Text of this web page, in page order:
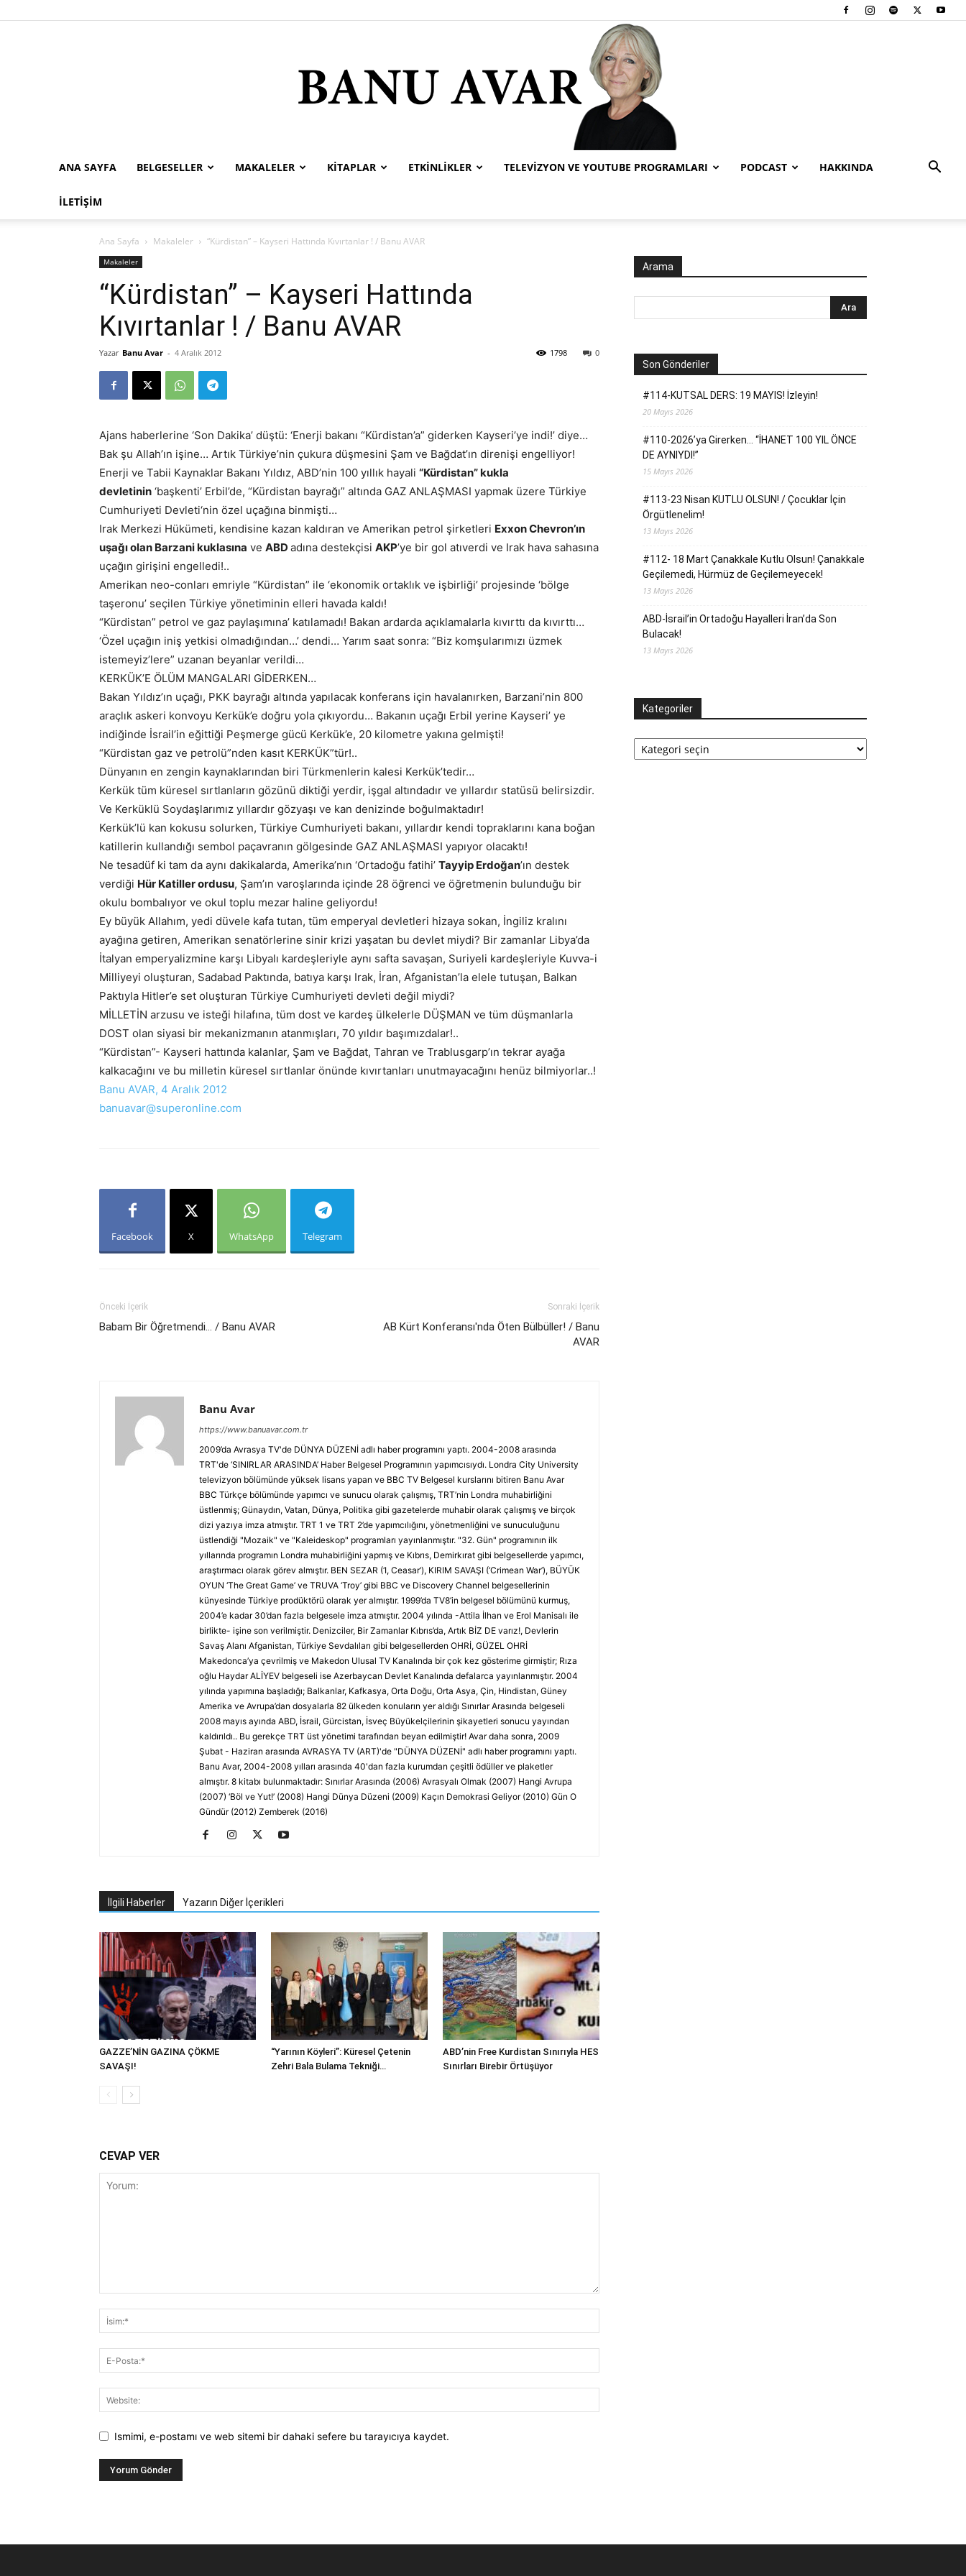
ANA SAYFA BELGESELLER MAKALELER KITAPLAR ETKINLIKLER TELEVIZYON VE YOUTUBE PROGRAMLARI PODCAST HAKKINDA
İLETIŞIM
Ana Sayfa Makaleler “Kürdistan” – Kayseri Hattında Kıvırtanlar ! / Banu AVAR
Makaleler
“Kürdistan” – Kayseri Hattında
Kıvırtanlar ! / Banu AVAR
Yazar Banu Avar - 4 Aralık 2012 0
1798
Ajans haberlerine ‘Son Dakika’ düştü: ‘Enerji bakanı “Kürdistan’a” giderken Kayseri’ye indi!’ diye…
Bak şu Allah’ın işine… Artık Türkiye’nin çukura düşmesini Şam ve Bağdat’ın direnişi engelliyor!
Enerji ve Tabii Kaynaklar Bakanı Yıldız, ABD’nin 100 yıllık hayali “Kürdistan” kukla
devletinin ‘başkenti’ Erbil’de, “Kürdistan bayrağı” altında GAZ ANLAŞMASI yapmak üzere Türkiye
Cumhuriyeti Devleti‘nin özel uçağına binmişti…
Irak Merkezi Hükümeti, kendisine kazan kaldıran ve Amerikan petrol şirketleri Exxon Chevron’ın
uşağı olan Barzani kuklasına ve ABD adına destekçisi AKP’ye bir gol atıverdi ve Irak hava sahasına
uçağın girişini engelledi!..
Amerikan neo-conları emriyle “Kürdistan” ile ‘ekonomik ortaklık ve işbirliği’ projesinde ‘bölge
taşeronu’ seçilen Türkiye yönetiminin elleri havada kaldı!
“Kürdistan” petrol ve gaz paylaşımına’ katılamadı! Bakan ardarda açıklamalarla kıvırttı da kıvırttı…
‘Özel uçağın iniş yetkisi olmadığından…’ dendi… Yarım saat sonra: “Biz komşularımızı üzmek
istemeyiz’lere” uzanan beyanlar verildi…
KERKÜK’E ÖLÜM MANGALARI GİDERKEN…
Bakan Yıldız’ın uçağı, PKK bayrağı altında yapılacak konferans için havalanırken, Barzani’nin 800
araçlık askeri konvoyu Kerkük’e doğru yola çıkıyordu… Bakanın uçağı Erbil yerine Kayseri’ ye
indiğinde İsrail’in eğittiği Peşmerge gücü Kerkük’e, 20 kilometre yakına gelmişti!
“Kürdistan gaz ve petrolü”nden kasıt KERKÜK”tür!..
Dünyanın en zengin kaynaklarından biri Türkmenlerin kalesi Kerkük’tedir…
Kerkük tüm küresel sırtlanların gözünü diktiği yerdir, işgal altındadır ve yıllardır statüsü belirsizdir.
Ve Kerküklü Soydaşlarımız yıllardır gözyaşı ve kan denizinde boğulmaktadır!
Kerkük’lü kan kokusu solurken, Türkiye Cumhuriyeti bakanı, yıllardır kendi topraklarını kana boğan
katillerin kullandığı sembol paçavranın gölgesinde GAZ ANLAŞMASI yapıyor olacaktı!
Ne tesadüf ki tam da aynı dakikalarda, Amerika’nın ‘Ortadoğu fatihi’ Tayyip Erdoğan’ın destek
verdiği Hür Katiller ordusu, Şam’ın varoşlarında içinde 28 öğrenci ve öğretmenin bulunduğu bir
okulu bombalıyor ve okul toplu mezar haline geliyordu!
Ey büyük Allahım, yedi düvele kafa tutan, tüm emperyal devletleri hizaya sokan, İngiliz kralını
ayağına getiren, Amerikan senatörlerine sinir krizi yaşatan bu devlet miydi? Bir zamanlar Libya’da
İtalyan emperyalizmine karşı Libyalı kardeşleriyle aynı safta savaşan, Suriyeli kardeşleriyle Kuvva-i
Milliyeyi oluşturan, Sadabad Paktında, batıya karşı Irak, İran, Afganistan’la elele tutuşan, Balkan
Paktıyla Hitler’e set oluşturan Türkiye Cumhuriyeti devleti değil miydi?
MİLLETİN arzusu ve isteği hilafına, tüm dost ve kardeş ülkelerle DÜŞMAN ve tüm düşmanlarla
DOST olan siyasi bir mekanizmanın atanmışları, 70 yıldır başımızdalar!..
“Kürdistan”- Kayseri hattında kalanlar, Şam ve Bağdat, Tahran ve Trablusgarp’ın tekrar ayağa
kalkacağını ve bu milletin küresel sırtlanlar önünde kıvırtanları unutmayacağını henüz bilmiyorlar..!
Banu AVAR, 4 Aralık 2012
banuavar@superonline.com
Facebook X WhatsApp Telegram
Önceki İçerik
Babam Bir Öğretmendi… / Banu AVAR
Sonraki İçerik
AB Kürt Konferansı'nda Öten Bülbüller! / Banu
AVAR
Banu Avar
https://www.banuavar.com.tr
2009’da Avrasya TV'de DÜNYA DÜZENİ adlı haber programını yaptı. 2004-2008 arasında
TRT'de ‘SINIRLAR ARASINDA’ Haber Belgesel Programının yapımcısıydı. Londra City University
televizyon bölümünde yüksek lisans yapan ve BBC TV Belgesel kurslarını bitiren Banu Avar
BBC Türkçe bölümünde yapımcı ve sunucu olarak çalışmış, TRT’nin Londra muhabirliğini
üstlenmiş; Günaydın, Vatan, Dünya, Politika gibi gazetelerde muhabir olarak çalışmış ve birçok
dizi yazıya imza atmıştır. TRT 1 ve TRT 2’de yapımcılığını, yönetmenliğini ve sunuculuğunu
üstlendiği "Mozaik" ve "Kaleideskop" programları yayınlanmıştır. "32. Gün" programının ilk
yıllarında programın Londra muhabirliğini yapmış ve Kıbrıs, Demirkırat gibi belgesellerde yapımcı,
araştırmacı olarak görev almıştır. BEN SEZAR (‘I, Ceasar’), KIRIM SAVAŞI (‘Crimean War’), BÜYÜK
OYUN ‘The Great Game’ ve TRUVA ‘Troy’ gibi BBC ve Discovery Channel belgesellerinin
künyesinde Türkiye prodüktörü olarak yer almıştır. 1999’da TV8’in belgesel bölümünü kurmuş,
2004’e kadar 30’dan fazla belgesele imza atmıştır. 2004 yılında -Attila İlhan ve Erol Manisalı ile
birlikte- işine son verilmiştir. Denizciler, Bir Zamanlar Kıbrıs’da, Artık BİZ DE varız!, Devlerin
Savaş Alanı Afganistan, Türkiye Sevdalıları gibi belgesellerden OHRİ, GÜZEL OHRİ
Makedonca’ya çevrilmiş ve Makedon Ulusal TV Kanalında bir çok kez gösterime girmiştir; Rıza
oğlu Haydar ALİYEV belgeseli ise Azerbaycan Devlet Kanalında defalarca yayınlanmıştır. 2004
yılında yapımına başladığı; Balkanlar, Kafkasya, Orta Doğu, Orta Asya, Çin, Hindistan, Güney
Amerika ve Avrupa’dan dosyalarla 82 ülkeden konuların yer aldığı Sınırlar Arasında belgeseli
2008 mayıs ayında ABD, İsrail, Gürcistan, İsveç Büyükelçilerinin şikayetleri sonucu yayından
kaldırıldı.. Bu gerekçe TRT üst yönetimi tarafından beyan edilmiştir! Avar daha sonra, 2009
Şubat - Haziran arasında AVRASYA TV (ART)'de "DÜNYA DÜZENİ" adlı haber programını yaptı.
Banu Avar, 2004-2008 yılları arasında 40'dan fazla kurumdan çeşitli ödüller ve plaketler
almıştır. 8 kitabı bulunmaktadır: Sınırlar Arasında (2006) Avrasyalı Olmak (2007) Hangi Avrupa
(2007) ‘Böl ve Yut!’ (2008) Hangi Dünya Düzeni (2009) Kaçın Demokrasi Geliyor (2010) Gün O
Gündür (2012) Zemberek (2016)
İlgili Haberler Yazarın Diğer İçerikleri
GAZZE’NİN GAZINA ÇÖKME
SAVAŞI!
“Yarının Köyleri”: Küresel Çetenin
Zehri Bala Bulama Tekniği…
ABD’nin Free Kurdistan Sınırıyla HES
Sınırları Birebir Örtüşüyor
CEVAP VER
Ismimi, e-postamı ve web sitemi bir dahaki sefere bu tarayıcıya kaydet.
Arama
Son Gönderiler
#114-KUTSAL DERS: 19 MAYIS! İzleyin!
20 Mayıs 2026
#110-2026’ya Girerken… “İHANET 100 YIL ÖNCE
DE AYNIYDI!”
15 Mayıs 2026
#113-23 Nisan KUTLU OLSUN! / Çocuklar İçin
Örgütlenelim!
13 Mayıs 2026
#112- 18 Mart Çanakkale Kutlu Olsun! Çanakkale
Geçilemedi, Hürmüz de Geçilemeyecek!
13 Mayıs 2026
ABD-İsrail’in Ortadoğu Hayalleri İran’da Son
Bulacak!
13 Mayıs 2026
Kategoriler
Kategoriler